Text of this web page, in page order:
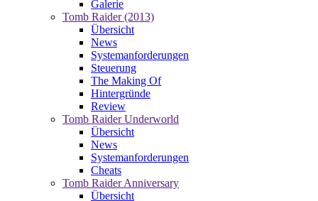
Galerie
Tomb Raider (2013)
Übersicht
News
Systemanforderungen
Steuerung
The Making Of
Hintergründe
Review
Tomb Raider Underworld
Übersicht
News
Systemanforderungen
Cheats
Tomb Raider Anniversary
Übersicht